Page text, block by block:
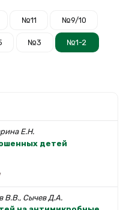
№11 №9/10
№3 №1-2
Е.Н.
детей
В.В., Сычев Д.А.